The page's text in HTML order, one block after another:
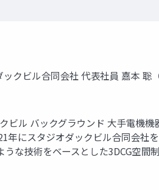
クビル合同会社 代表社員 嘉本 聡
ル バックグラウンド 大手電機機
にスタジオダックビル合同会社
な技術をベースとした3DCG空間